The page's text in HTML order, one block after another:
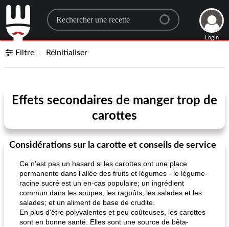
Search for a recipe
Login
Filtre Réinitialiser
Effets secondaires de manger trop de
carottes
Considérations sur la carotte et conseils de service
Ce n’est pas un hasard si les carottes ont une place
permanente dans l’allée des fruits et légumes - le légume-
racine sucré est un en-cas populaire; un ingrédient
commun dans les soupes, les ragoûts, les salades et les
salades; et un aliment de base de crudite.
En plus d’être polyvalentes et peu coûteuses, les carottes
sont en bonne santé. Elles sont une source de bêta-